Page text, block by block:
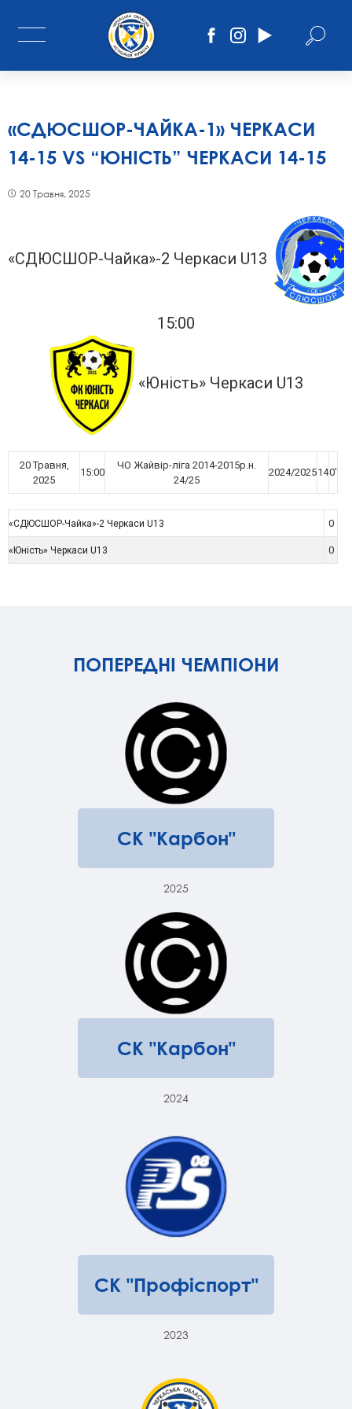
«СДЮСШОР-ЧАЙКА-1» ЧЕРКАСИ
14-15 VS “ЮНІСТЬ” ЧЕРКАСИ 14-15
20 Травня, 2025
«СДЮСШОР-Чайка»-2 Черкаси U13
15:00
«Юність» Черкаси U13
20 Травня,
2025
15:00
ЧО Жайвір-ліга 2014-2015р.н.
24/25
2024/2025140'
«СДЮСШОР-Чайка»-2 Черкаси U13 0
«Юність» Черкаси U13 0
ПОПЕРЕДНІ ЧЕМПІОНИ
СК "Карбон"
2025
СК "Карбон"
2024
СК "Профіспорт"
2023